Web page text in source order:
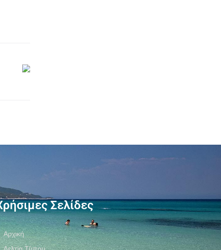
Σελίδες
Αρχική